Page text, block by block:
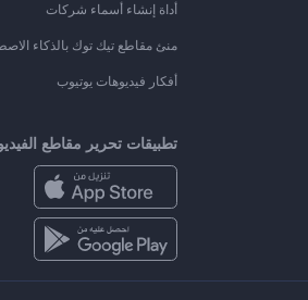
أداة إنشاء أسماء شركات
منئ مقاطع تيك توك بالذكاء
أفكار فيديوهات يوتيوب
تطبيقات تحرير مقاطع